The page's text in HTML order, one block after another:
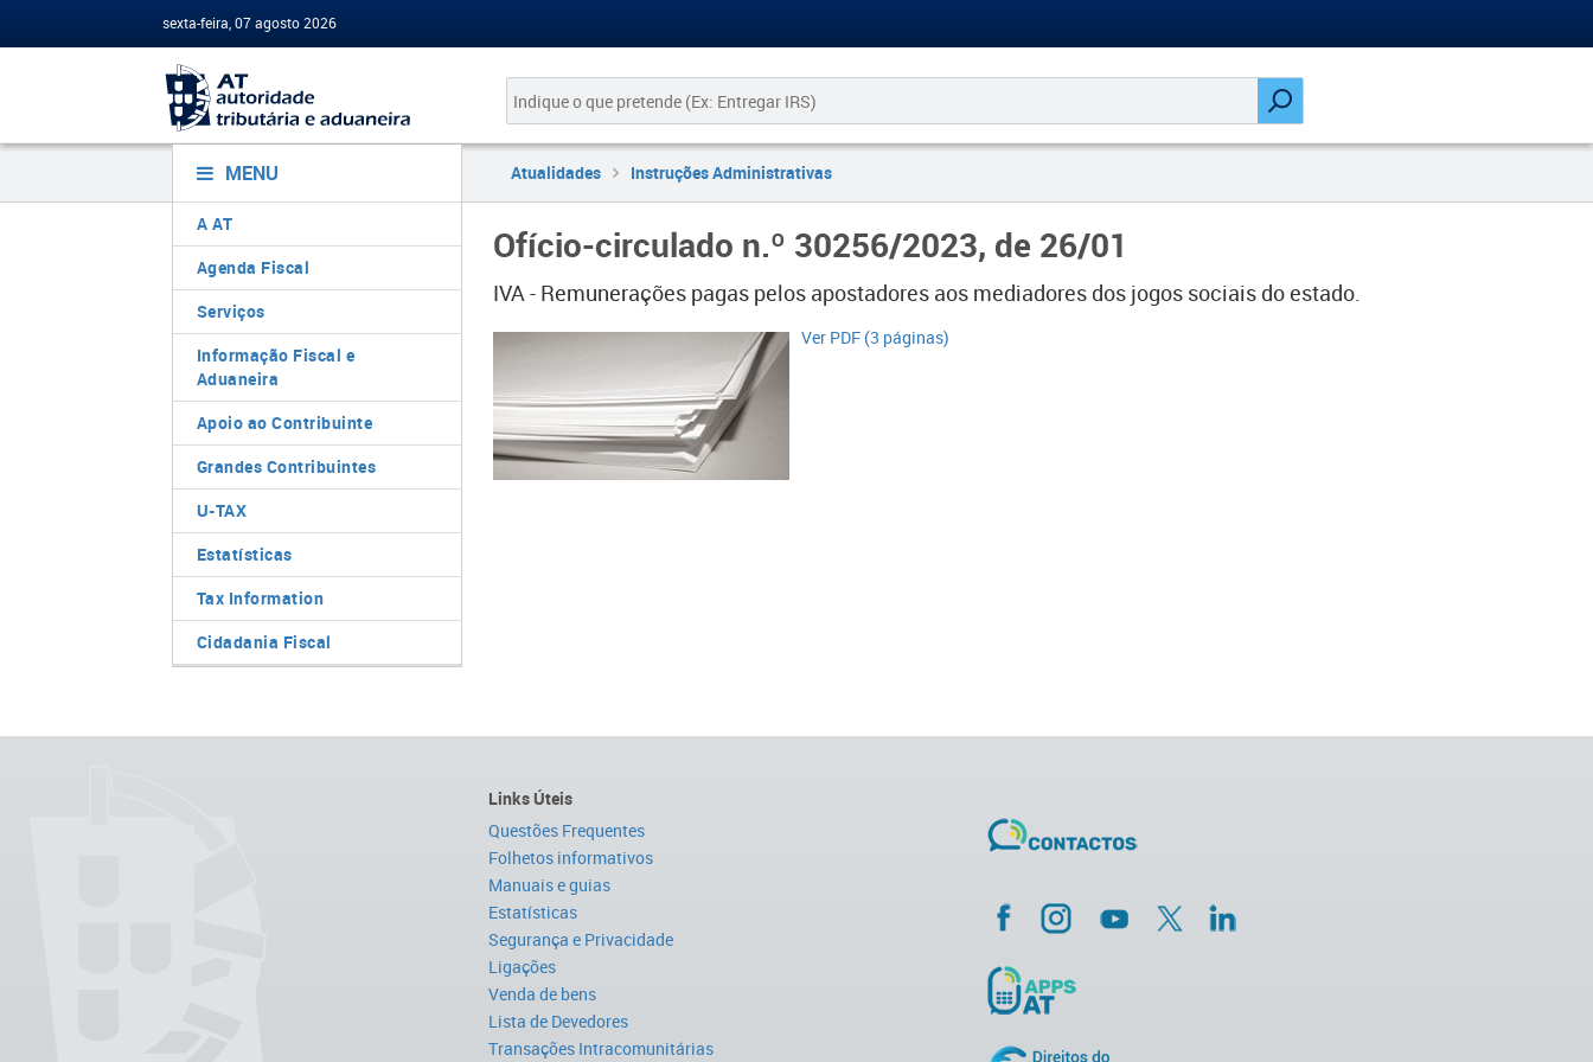
sexta-feira, 07 agosto 2026
MENU
A AT
Agenda Fiscal
Serviços
Informação Fiscal e
Aduaneira
Apoio ao Contribuinte
Grandes Contribuintes
U-TAX
Estatísticas
Tax Information
Cidadania Fiscal
Atualidades Instruções Administrativas
Ofício-circulado n.º 30256/2023, de 26/01
IVA - Remunerações pagas pelos apostadores aos mediadores dos jogos sociais do estado.
Ver PDF (3 páginas)​
Links Úteis
Questões Frequentes
Folhetos informativos
Manuais e guias
Estatísticas
Segurança e Privacidade
Ligações
Venda de bens
Lista de Devedores
Transações Intracomunitárias